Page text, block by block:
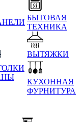
БЫТОВАЯ
ТЕХНИКА
ВЫТЯЖКИ
КУХОННАЯ
ФУРНИТУРА